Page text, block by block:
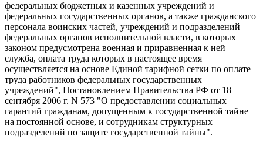
федеральных бюджетных и казенных учреждений и
федеральных государственных органов, а также гражданского
персонала воинских частей, учреждений и подразделений
федеральных органов исполнительной власти, в которых
законом предусмотрена военная и приравненная к ней
служба, оплата труда которых в настоящее время
осуществляется на основе Единой тарифной сетки по оплате
труда работников федеральных государственных
учреждений", Постановлением Правительства РФ от 18
сентября 2006 г. N 573 "О предоставлении социальных
гарантий гражданам, допущенным к государственной тайне
на постоянной основе, и сотрудникам структурных
подразделений по защите государственной тайны".